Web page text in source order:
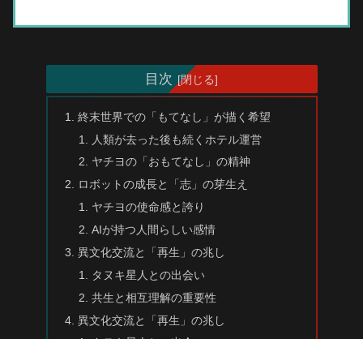
目次
終末世界での「もてなし」が描く希望
人類が去った後も続くホテル運営
ヤチヨの「おもてなし」の精神
ロボットの成長と「志」の芽生え
ヤチヨの使命感と誇り
AIが持つ人間らしい感情
異文化交流と「再生」の兆し
タヌキ星人との出会い
共生と相互理解の重要性
異文化交流と「再生」の兆し